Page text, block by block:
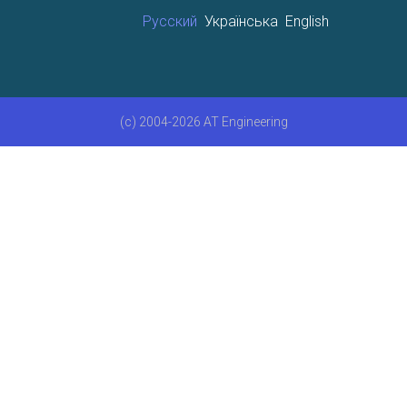
Русский Українська English
(c) 2004-2026 AT Engineering